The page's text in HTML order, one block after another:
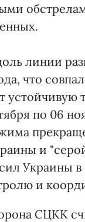
линии
что
по 06
и
Украины в
и
СЦКК